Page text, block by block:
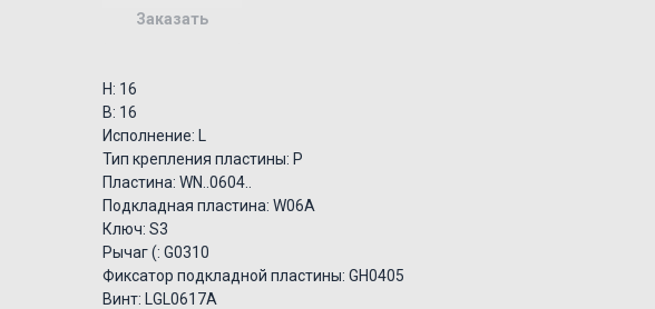
Заказать
H: 16
B: 16
Исполнение: L
Тип крепления пластины: P
Пластина: WN..0604..
Подкладная пластина: W06A
Ключ: S3
Рычаг (: G0310
Фиксатор подкладной пластины: GH0405
Винт: LGL0617A